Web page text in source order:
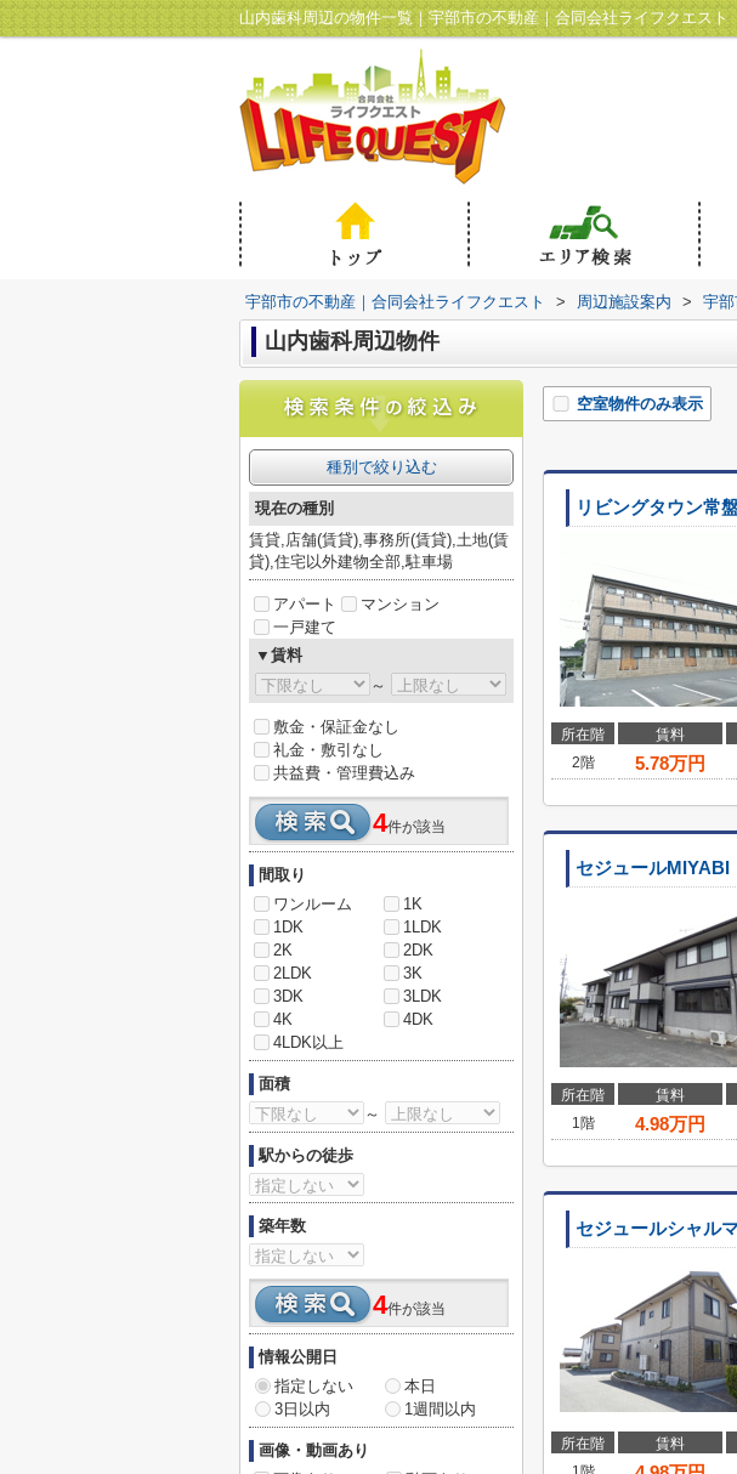
山内歯科周辺の物件一覧｜宇部市の不動産｜合同会社ライフクエスト
宇部市の不動産｜合同会社ライフクエスト > 周辺施設案内 > 宇
山内歯科周辺物件
空室物件のみ表示
リビングタウン常
所在階 賃料
2階
5.78万円
セジュールMIYABI
所在階 賃料
1階
4.98万円
セジュールシャル
所在階 賃料
種別で絞り込む
現在の種別
賃貸,店舗(賃貸),事務所(賃貸),土地(賃
貸),住宅以外建物全部,駐車場
アパート
マンション
一戸建て
▼賃料
～
敷金・保証金なし
礼金・敷引なし
共益費・管理費込み
4件が該当
間取り
ワンルーム
1K
1DK
1LDK
2K
2DK
2LDK
3K
3DK
3LDK
4K
4DK
4LDK以上
面積
～
駅からの徒歩
築年数
4件が該当
情報公開日
指定しない
本日
3日以内
1週間以内
画像・動画あり